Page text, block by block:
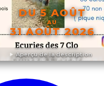
Aperçu de la description
DU 5 AOÛT
AU
31 AOÛT 2026
DÉCOUVRIR L'ÉVÉNEMENT